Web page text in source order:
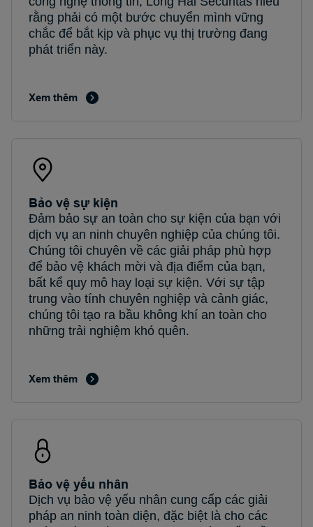
rằng phải có một bước chuyển mình vững
chắc để bắt kịp và phục vụ thị trường đang
phát triển này.
Xem thêm
Bảo vệ sự kiện
Đảm bảo sự an toàn cho sự kiện của bạn với
dịch vụ an ninh chuyên nghiệp của chúng tôi.
Chúng tôi chuyên về các giải pháp phù hợp
để bảo vệ khách mời và địa điểm của bạn,
bất kể quy mô hay loại sự kiện. Với sự tập
trung vào tính chuyên nghiệp và cảnh giác,
chúng tôi tạo ra bầu không khí an toàn cho
những trải nghiệm khó quên.
Xem thêm
Bảo vệ yếu nhân
Dịch vụ bảo vệ yếu nhân cung cấp các giải
pháp an ninh toàn diện, đặc biệt là cho các